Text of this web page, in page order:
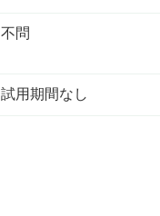
不問
試用期間なし